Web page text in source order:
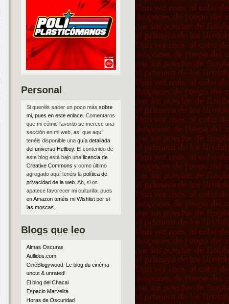
Personal
Si queréis saber un poco más sobre
mi, pues en este enlace. Comentaros
que mi cómic favorito se merece una
sección en mi web, así que aquí
tenéis disponible una guía detallada
del universo Hellboy. El contenido de
este blog está bajo una licencia de
Creative Commons y como último
agregado aquí tenéis la política de
privacidad de la web. Ah, si os
apatece favorecer mi culturilla, pues
en Amazon tenéis mi Wishlist por si
las moscas
Blogs que leo
Almas Oscuras
Aullidos.com
CinéBlogywood. Le blog du cinéma
uncut & unrated!
El blog del Chacal
Espacio Marvelita
Horas de Oscuridad